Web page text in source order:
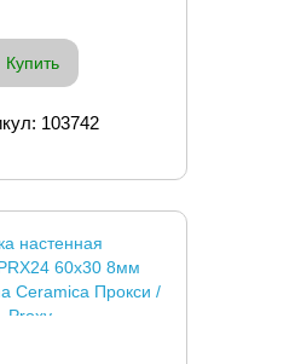
Купить
103742
настенная
60x30 8мм
Ceramica Прокси /
Proxy